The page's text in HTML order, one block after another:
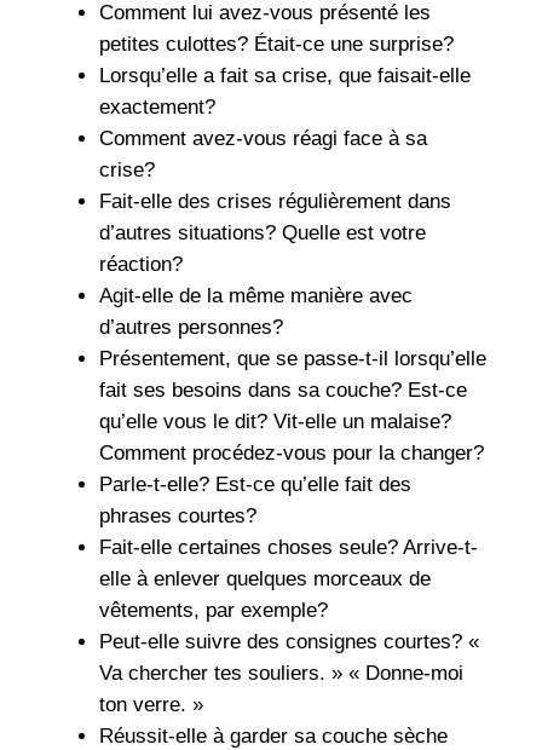
Comment lui avez-vous présenté les
petites culottes? Était-ce une surprise?
Lorsqu’elle a fait sa crise, que faisait-elle
exactement?
Comment avez-vous réagi face à sa
crise?
Fait-elle des crises régulièrement dans
d’autres situations? Quelle est votre
réaction?
Agit-elle de la même manière avec
d’autres personnes?
Présentement, que se passe-t-il lorsqu’elle
fait ses besoins dans sa couche? Est-ce
qu’elle vous le dit? Vit-elle un malaise?
Comment procédez-vous pour la changer?
Parle-t-elle? Est-ce qu’elle fait des
phrases courtes?
Fait-elle certaines choses seule? Arrive-t-
elle à enlever quelques morceaux de
vêtements, par exemple?
Peut-elle suivre des consignes courtes? «
Va chercher tes souliers. » « Donne-moi
ton verre. »
Réussit-elle à garder sa couche sèche